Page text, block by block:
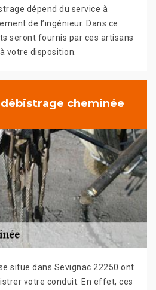
dépend du service à
de l’ingénieur. Dans ce
seront fournis par ces artisans
votre disposition.
cheminée
situe dans Sevignac 22250 ont
votre conduit. En effet, ces